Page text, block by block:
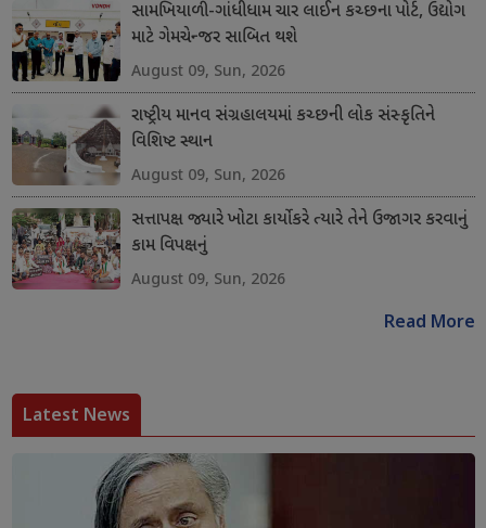
સામખિયાળી-ગાંધીધામ ચાર લાઈન કચ્છના પોર્ટ, ઉદ્યોગ
માટે ગેમચેન્જર સાબિત થશે
August 09, Sun, 2026
રાષ્ટ્રીય માનવ સંગ્રહાલયમાં કચ્છની લોક સંસ્કૃતિને
વિશિષ્ટ સ્થાન
August 09, Sun, 2026
સત્તાપક્ષ જ્યારે ખોટા કાર્યો કરે ત્યારે તેને ઉજાગર કરવાનું
કામ વિપક્ષનું
August 09, Sun, 2026
Read More
Latest News